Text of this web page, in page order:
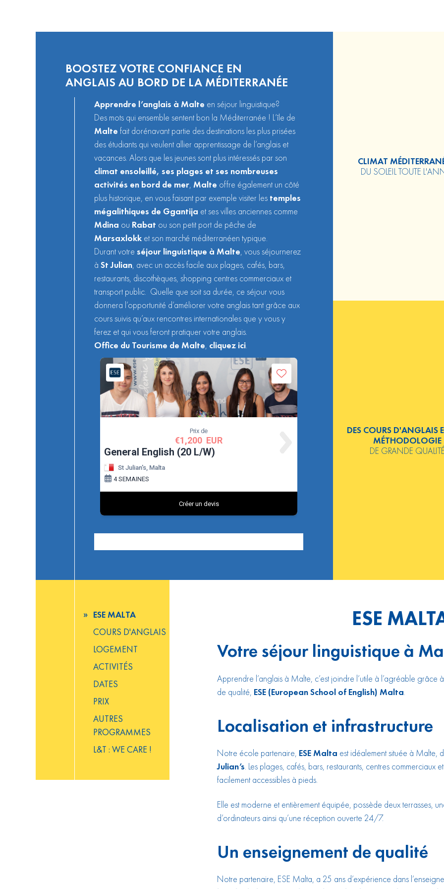
BOOSTEZ VOTRE CONFIANCE EN
ANGLAIS AU BORD DE LA MÉDITERRANÉE
Apprendre l’anglais à Malte en séjour linguistique?
Des mots qui ensemble sentent bon la Méditerranée ! L’île de
Malte fait dorénavant partie des destinations les plus prisées
des étudiants qui veulent allier apprentissage de l’anglais et
vacances. Alors que les jeunes sont plus intéressés par son
climat ensoleillé, ses plages et ses nombreuses
activités en bord de mer, Malte offre également un côté
plus historique, en vous faisant par exemple visiter les temples
mégalithiques de Ggantija et ses villes anciennes comme
Mdina ou Rabat ou son petit port de pêche de
Marsaxlokk et son marché méditerranéen typique.
Durant votre séjour linguistique à Malte, vous séjournerez
à St Julian, avec un accès facile aux plages, cafés, bars,
restaurants, discothèques, shopping centres commerciaux et
transport public. Quelle que soit sa durée, ce séjour vous
donnera l’opportunité d’améliorer votre anglais tant grâce aux
cours suivis qu’aux rencontres internationales que y vous y
ferez et qui vous feront pratiquer votre anglais.
Office du Tourisme de Malte, cliquez ici.
CLIMAT
DU SOLEIL TOUTE
DES COURS D'ANGLAIS
MÉTHODOLOGIE
DE GRANDE QUALITÉ
ESE MALTA
COURS D'ANGLAIS
LOGEMENT
ACTIVITÉS
DATES
PRIX
AUTRES
PROGRAMMES
L&T : WE CARE !
ESE
Votre séjour linguistique à
Apprendre l’anglais à Malte, c’est joindre l’utile à l’agréable grâce
de qualité, ESE (European School of English) Malta
Localisation et infrastructure
Notre école partenaire, ESE Malta est idéalement située à Malte,
Julian’s. Les plages, cafés, bars, restaurants, centres commerciaux
facilement accessibles à pieds.
Elle est moderne et entièrement équipée, possède deux terrasses,
d’ordinateurs ainsi qu’une réception ouverte 24/7.
Un enseignement de qualité
Notre partenaire, ESE Malta, a 25 ans d’expérience dans